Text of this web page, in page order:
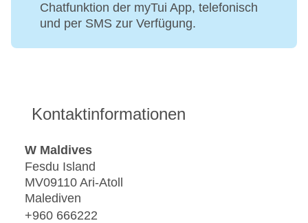
Chatfunktion der myTui App, telefonisch
und per SMS zur Verfügung.
Kontaktinformationen
W Maldives
Fesdu Island
MV09110 Ari-Atoll
Malediven
+960 666222